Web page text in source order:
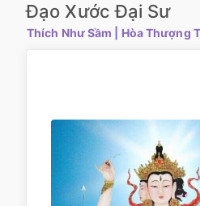
Đạo Xước Đại Sư
Thích Như Sầm | Hòa Thượng